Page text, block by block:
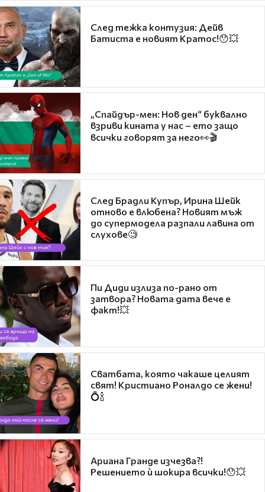
След тежка контузия: Дейв
Батиста е новият Кратос!😯💥
„Спайдър-мен: Нов ден“ буквално
взриви кината у нас – ето защо
всички говорят за него👀🎬
След Брадли Купър, Ирина Шейк
отново е влюбена? Новият мъж
до супермодела разпали лавина от
слухове🧐
Пи Диди излиза по-рано от
затвора? Новата дата вече е
факт!💥
Сватбата, която чакаше целият
свят! Кристиано Роналдо се жени!
💍🍾
Ариана Гранде изчезва?!
Решението ѝ шокира всички!😯💥